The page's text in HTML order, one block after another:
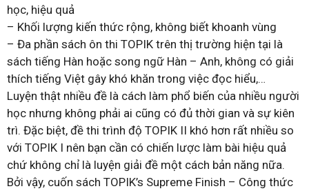
học, hiệu quả
– Khối lượng kiến thức rộng, không biết khoanh vùng
– Đa phần sách ôn thi TOPIK trên thị trường hiện tại là
sách tiếng Hàn hoặc song ngữ Hàn – Anh, không có giải
thích tiếng Việt gây khó khăn trong việc đọc hiểu,…
Luyện thật nhiều đề là cách làm phổ biến của nhiều người
học nhưng không phải ai cũng có đủ thời gian và sự kiên
trì. Đặc biệt, đề thi trình độ TOPIK II khó hơn rất nhiều so
với TOPIK I nên bạn cần có chiến lược làm bài hiệu quả
chứ không chỉ là luyện giải đề một cách bản năng nữa.
Bởi vậy, cuốn sách TOPIK’s Supreme Finish – Công thức